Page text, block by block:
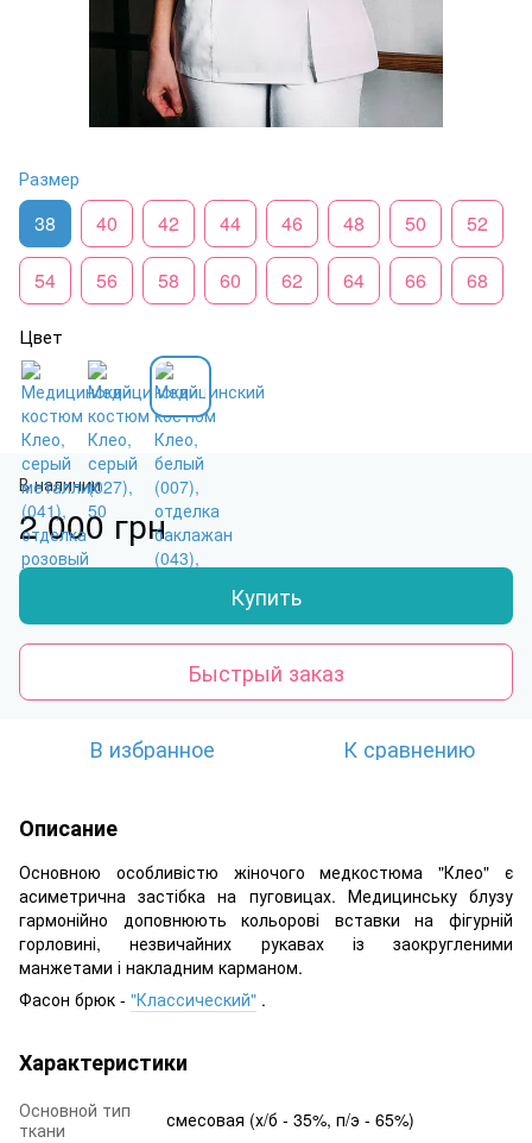
Размер
38 40 42 44 46 48 50 52
54 56 58 60 62 64 66 68
Цвет
В наличии
2 000 грн
Купить
Быстрый заказ
В избранное К сравнению
Описание
Основною особливістю жіночого медкостюма "Клео" є
асиметрична застібка на пуговицах. Медицинську блузу
гармонійно доповнюють кольорові вставки на фігурній
горловині, незвичайних рукавах із заокругленими
манжетами і накладним карманом.
Фасон брюк - "Классический" .
Характеристики
Основной тип
ткани
смесовая (х/б - 35%, п/э - 65%)